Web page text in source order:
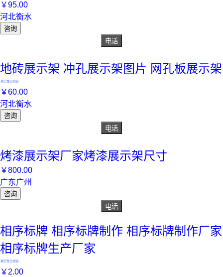
￥95.00
河北衡水
咨询
电话
地砖展示架 冲孔展示架图片 网孔板展示架
真实性已核验
￥60.00
河北衡水
咨询
电话
烤漆展示架厂家烤漆展示架尺寸
￥800.00
广东广州
咨询
电话
相序标牌 相序标牌制作 相序标牌制作厂家
相序标牌生产厂家
真实性已核验
￥ 2.00